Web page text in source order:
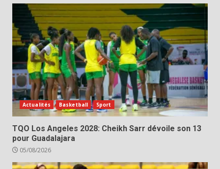
Actualités Basketball Sport
TQO Los Angeles 2028: Cheikh Sarr dévoile son 13
pour Guadalajara
05/08/2026